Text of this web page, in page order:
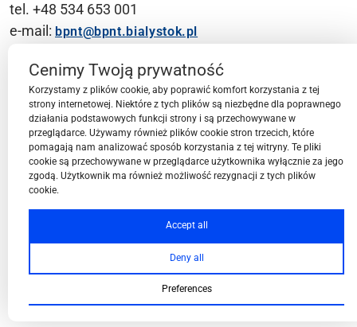
tel. +48 534 653 001
e-mail: bpnt@bpnt.bialystok.pl
Contact
BPN-T Area
BPN-T Offer
Cenimy Twoją prywatność
Korzystamy z plików cookie, aby poprawić komfort korzystania z tej
strony internetowej. Niektóre z tych plików są niezbędne dla poprawnego
działania podstawowych funkcji strony i są przechowywane w
przeglądarce. Używamy również plików cookie stron trzecich, które
pomagają nam analizować sposób korzystania z tej witryny. Te pliki
cookie są przechowywane w przeglądarce użytkownika wyłącznie za jego
zgodą. Użytkownik ma również możliwość rezygnacji z tych plików
cookie.
Accept all
Deny all
Preferences